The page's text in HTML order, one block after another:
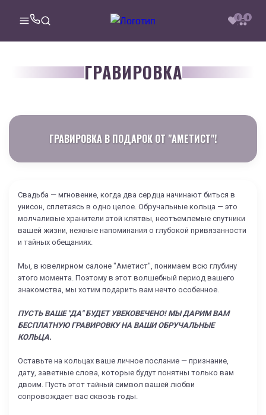
0 0
ГРАВИРОВКА
ГРАВИРОВКА В ПОДАРОК ОТ "АМЕТИСТ"!
Свадьба — мгновение, когда два сердца начинают биться в
унисон, сплетаясь в одно целое. Обручальные кольца — это
молчаливые хранители этой клятвы, неотъемлемые спутники
вашей жизни, нежные напоминания о глубокой привязанности
и тайных обещаниях.
Мы, в ювелирном салоне "Аметист", понимаем всю глубину
этого момента. Поэтому в этот волшебный период вашего
знакомства, мы хотим подарить вам нечто особенное.
ПУСТЬ ВАШЕ "ДА" БУДЕТ УВЕКОВЕЧЕНО! МЫ ДАРИМ ВАМ
БЕСПЛАТНУЮ ГРАВИРОВКУ НА ВАШИ ОБРУЧАЛЬНЫЕ
КОЛЬЦА.
Оставьте на кольцах ваше личное послание — признание,
дату, заветные слова, которые будут понятны только вам
двоим. Пусть этот тайный символ вашей любви
сопровождает вас сквозь годы.